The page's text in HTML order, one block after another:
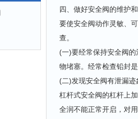
四、做好安全阀的维护
要使安全阀动作灵敏、
查。
(一)要经常保持安全阀
物堵塞。经常检查铅封
(二)发现安全阀有泄漏
杠杆式安全阀的杠杆上
全润不能正常开启，对